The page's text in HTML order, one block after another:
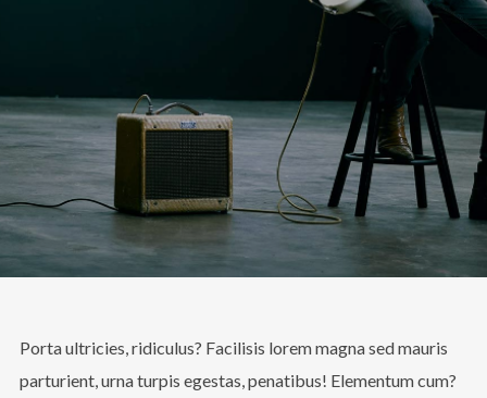
Porta ultricies, ridiculus? Facilisis lorem magna sed mauris
parturient, urna turpis egestas, penatibus! Elementum cum?